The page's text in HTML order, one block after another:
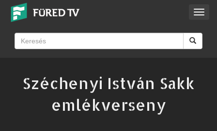
Széchenyi István Sakk
emlékverseny